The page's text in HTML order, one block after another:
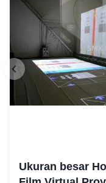
Ukuran besar